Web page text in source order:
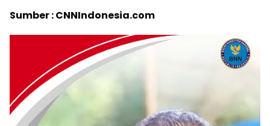
Sumber : CNNIndonesia.com